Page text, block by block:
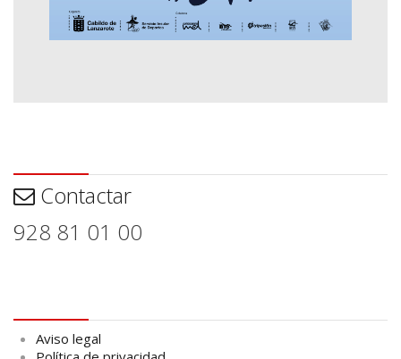
Contactar
928 81 01 00
Aviso legal